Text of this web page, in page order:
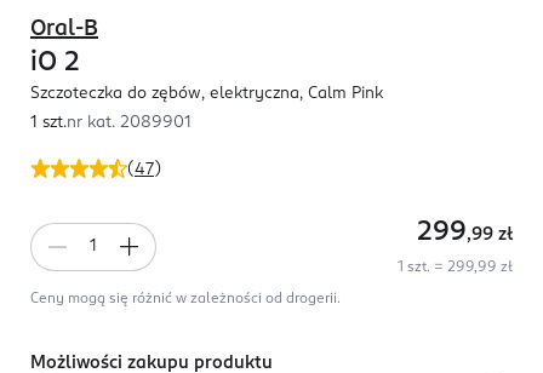
(47)
Oral-B
iO 2
Szczoteczka do zębów, elektryczna, Calm Pink
1 szt.nr kat. 2089901
299,99 zł
1 szt. = 299,99 zł
Ceny mogą się różnić w zależności od drogerii.
Możliwości zakupu produktu